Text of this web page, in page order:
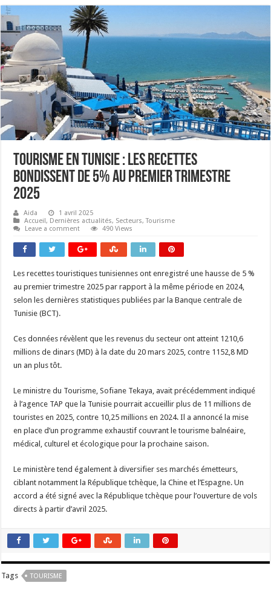
Tourisme en Tunisie : les recettes
bondissent de 5% au premier trimestre
2025
Aida
1 avril 2025
Accueil, Dernières actualités, Secteurs,Tourisme
Leave a comment
490 Views
Les recettes touristiques tunisiennes ont enregistré une hausse de 5 %
au premier trimestre 2025 par rapport à la même période en 2024,
selon les dernières statistiques publiées par la Banque centrale de
Tunisie (BCT).
Ces données révèlent que les revenus du secteur ont atteint 1210,6
millions de dinars (MD) à la date du 20 mars 2025, contre 1152,8 MD
un an plus tôt.
Le ministre du Tourisme, Sofiane Tekaya, avait précédemment indiqué
à l’agence TAP que la Tunisie pourrait accueillir plus de 11 millions de
touristes en 2025, contre 10,25 millions en 2024. Il a annoncé la mise
en place d’un programme exhaustif couvrant le tourisme balnéaire,
médical, culturel et écologique pour la prochaine saison.
Le ministère tend également à diversifier ses marchés émetteurs,
ciblant notamment la République tchèque, la Chine et l’Espagne. Un
accord a été signé avec la République tchèque pour l’ouverture de vols
directs à partir d’avril 2025.
Tags TOURISME